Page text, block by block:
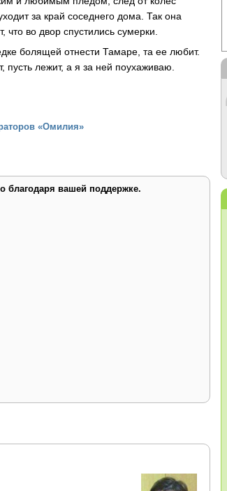
за край соседнего дома. Так она
во двор спустились сумерки.
болящей отнести Тамаре, та ее любит.
пусть лежит, а я за ней поухаживаю.
«Омилия»
благодаря вашей поддержке.